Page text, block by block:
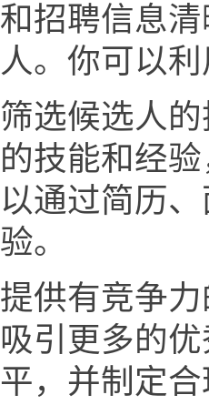
和招聘信息
人。你可以
筛选候选人
的技能和经
以通过简历
验。
提供有竞争
吸引更多的
平，并制定